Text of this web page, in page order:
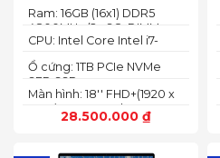
13700HX, RTX 4060 8GB,
16GB, SSD 1TB, 18″ FHD+
165HZ)
28.500.000 ₫
Màn hình: 18'' FHD+(1920 x
1200) 165 Hz In-plane
Switching (IPS)
Ổ cứng: 1TB PCIe NVMe
SED SSD
CPU: Intel Core Intel i7-
GHz 30MB
Ram: 16GB (16x1) DDR5
4800MHz (2x SO-DIMM
socket, up to 32GB
SDRAM)